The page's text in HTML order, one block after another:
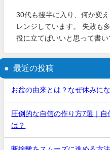
30代も後半に入り、何か変
レンジしています。 失敗も
役に立てばいいと思って書い
最近の投稿
お盆の由来とは？なぜ休みに
圧倒的な自信の作り方7選｜
は？